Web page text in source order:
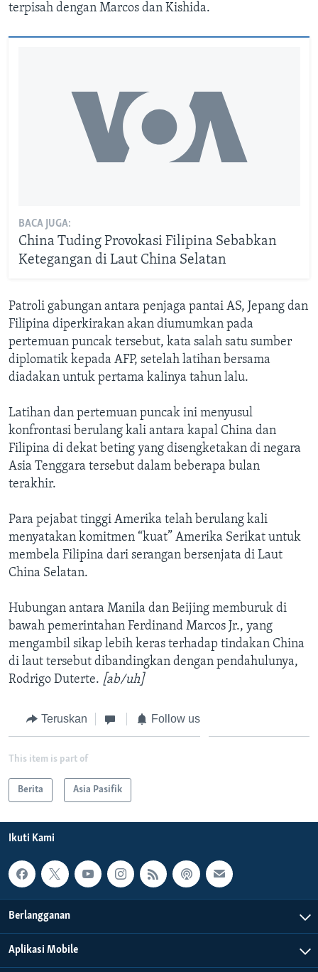
terpisah dengan Marcos dan Kishida.
BACA JUGA:
China Tuding Provokasi Filipina Sebabkan
Ketegangan di Laut China Selatan
Patroli gabungan antara penjaga pantai AS, Jepang dan
Filipina diperkirakan akan diumumkan pada
pertemuan puncak tersebut, kata salah satu sumber
diplomatik kepada AFP, setelah latihan bersama
diadakan untuk pertama kalinya tahun lalu.
Latihan dan pertemuan puncak ini menyusul
konfrontasi berulang kali antara kapal China dan
Filipina di dekat beting yang disengketakan di negara
Asia Tenggara tersebut dalam beberapa bulan
terakhir.
Para pejabat tinggi Amerika telah berulang kali
menyatakan komitmen “kuat” Amerika Serikat untuk
membela Filipina dari serangan bersenjata di Laut
China Selatan.
Hubungan antara Manila dan Beijing memburuk di
bawah pemerintahan Ferdinand Marcos Jr., yang
mengambil sikap lebih keras terhadap tindakan China
di laut tersebut dibandingkan dengan pendahulunya,
Rodrigo Duterte. [ab/uh]
Teruskan Follow us
This item is part of
Berita Asia Pasifik
Ikuti Kami
Berlangganan
Aplikasi Mobile